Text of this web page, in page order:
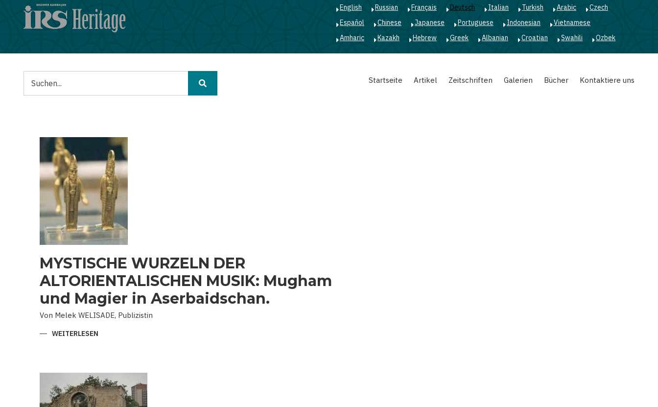
English Russian Français Deutsch Italian Turkish Arabic
Czech
Español
Chinese Japanese Portuguese Indonesian
Vietnamese
Amharic
Kazakh Hebrew Greek Albanian Croatian Swahili Ozbek
Startseite Artikel Zeitschriften Galerien Bücher Kontaktiere uns
MYSTISCHE WURZELN DER
ALTORIENTALISCHEN MUSIK: Mugham
und Magier in Aserbaidschan.
Von Melek WELISADE, Publizistin
WEITERLESEN
MUGHAM
UND
MAGIER
IN
ASERBAIDSCHAN.